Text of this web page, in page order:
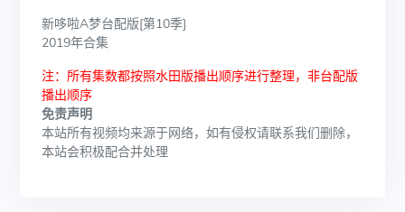
新哆啦A梦台配版[第10季]
2019年合集
注：所有集数都按照水田版播出顺序进行整理，非台配版
播出顺序
免责声明
本站所有视频均来源于网络，如有侵权请联系我们删除，
本站会积极配合并处理